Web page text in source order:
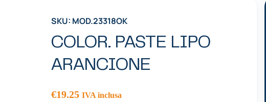
SKU: MOD.23318OK
COLOR. PASTE LIPO
ARANCIONE
€19.25 IVA inclusa